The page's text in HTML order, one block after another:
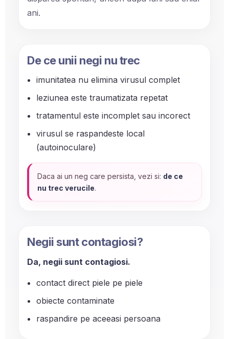
ani.
De ce unii negi nu trec
imunitatea nu elimina virusul complet
leziunea este traumatizata repetat
tratamentul este incomplet sau incorect
virusul se raspandeste local
(autoinoculare)
Daca ai un neg care persista, vezi si: de ce
nu trec verucile.
Negii sunt contagiosi?
Da, negii sunt contagiosi.
contact direct piele pe piele
obiecte contaminate
raspandire pe aceeasi persoana